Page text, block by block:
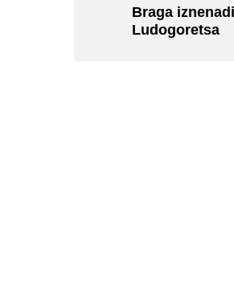
Braga
Ludogoretsa